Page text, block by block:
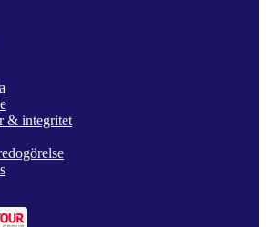
& integritet